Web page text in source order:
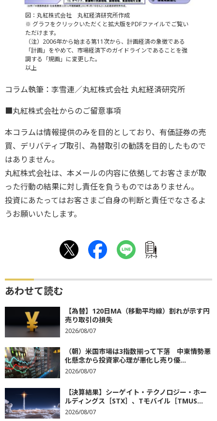
図：丸紅株式会社 丸紅経済研究所作成
※ グラフをクリックいただくと拡大版をPDFファイルでご覧い
ただけます。
（注）2006年から始まる第11次から、計画経済の象徴である
「計画」をやめて、市場経済下のガイドラインであることを強
調する「規画」に変更した。
以上
コラム執筆：李雪連／丸紅株式会社 丸紅経済研究所
■丸紅株式会社からのご留意事項
本コラムは情報提供のみを目的としており、有価証券の売
買、デリバティブ取引、為替取引の勧誘を目的したもので
はありません。
丸紅株式会社は、本メールの内容に依拠してお客さまが取
った行動の結果に対し責任を負うものではありません。
投資にあたってはお客さまご自身の判断と責任でなさるよ
うお願いいたします。
ｱﾝｹｰﾄ
あわせて読む
【為替】120日MA（移動平均線）割れが示す円
売り取引の損失
2026/08/07
（朝）米国市場は3指数揃って下落 中東情勢悪
化懸念から投資家心理が悪化し売り優...
2026/08/07
【決算結果】シーゲイト・テクノロジー・ホー
ルディングス［STX］、Tモバイル［TMUS...
2026/08/07